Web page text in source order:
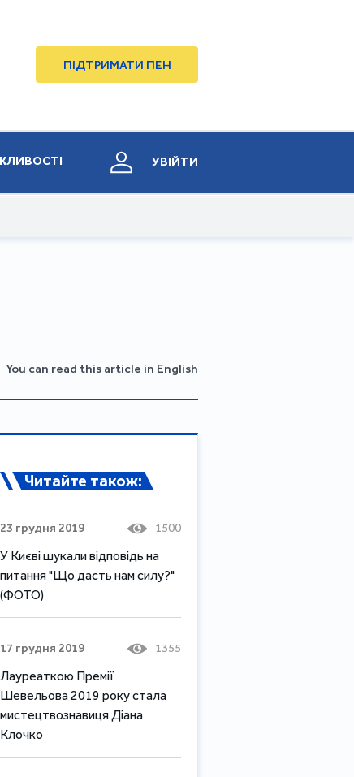
ПІДТРИМАТИ ПЕН
УВІЙТИ
You can read this article in English
Читайте також:
23 грудня 2019 1500
У Києві шукали відповідь на
питання "Що дасть нам силу?"
(ФОТО)
17 грудня 2019 1355
Лауреаткою Премії
Шевельова 2019 року стала
мистецтвознавиця Діана
Клочко